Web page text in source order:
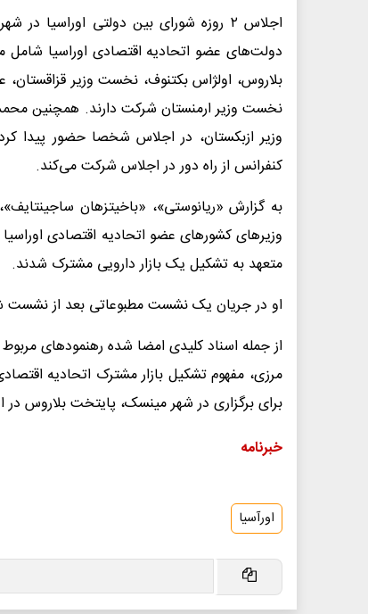
اجلاس ۲ روزه شورای بین دولتی
دولت‌های عضو اتحادیه اقتصادی اوراسیا
بلاروس، اولژاس بکتنوف، نخست وزیر
نخست وزیر ارمنستان شرکت دارند. همچنین
وزیر ازبکستان، در اجلاس شخصا حضور پیدا
کنفرانس از راه دور در اجلاس شرکت می‌کند.
به گزارش «ریانوستی»، «باخیتزهان
متعهد به تشکیل یک بازار دارویی مشترک شدند.
او در جریان یک نشست مطبوعاتی بعد از نشست شورای بین
از جمله اسناد کلیدی امضا شده رهنمودهای مربوط
مرزی، مفهوم تشکیل بازار مشترک اتحادیه
برای برگزاری در شهر مینسک،‌ پایتخت بلاروس در
خبرنامه
اورآسیا